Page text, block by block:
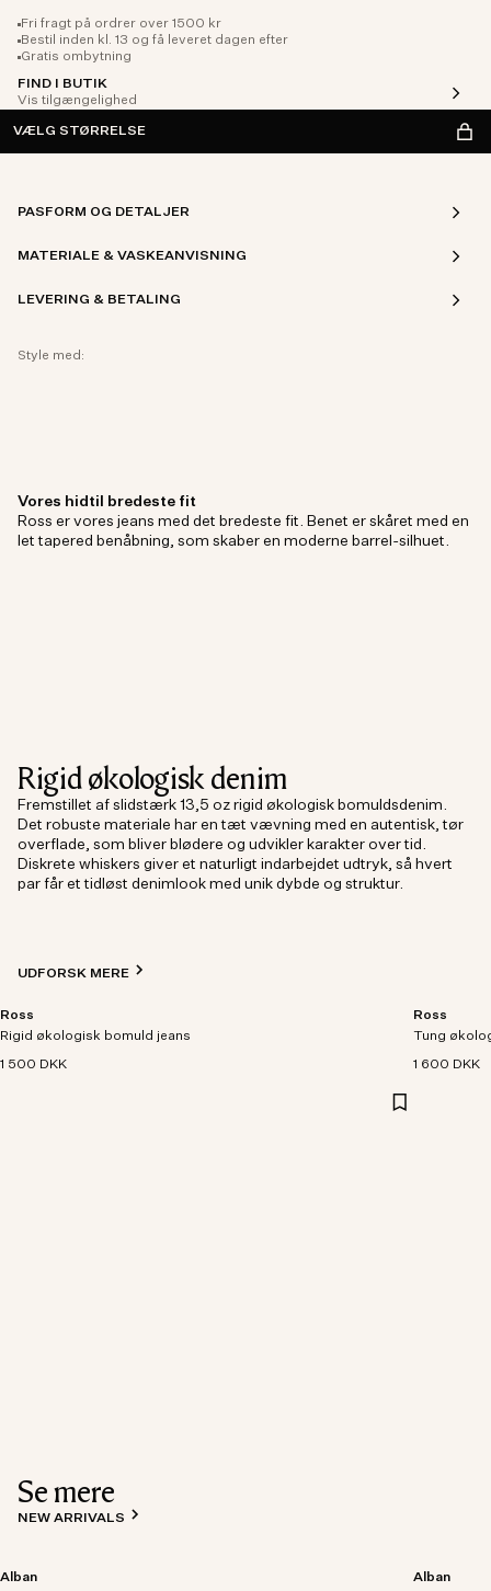
Fri fragt på ordrer over 1500 kr
Bestil inden kl. 13 og få leveret dagen efter
Gratis ombytning
FIND I BUTIK
Vis tilgængelighed
VÆLG STØRRELSE
PASFORM OG DETALJER
MATERIALE & VASKEANVISNING
LEVERING & BETALING
Style med:
Vores hidtil bredeste fit
Ross er vores jeans med det bredeste fit. Benet er skåret med en
let tapered benåbning, som skaber en moderne barrel-silhuet.
Rigid økologisk denim
Fremstillet af slidstærk 13,5 oz rigid økologisk bomuldsdenim.
Det robuste materiale har en tæt vævning med en autentisk, tør
overflade, som bliver blødere og udvikler karakter over tid.
Diskrete whiskers giver et naturligt indarbejdet udtryk, så hvert
par får et tidløst denimlook med unik dybde og struktur.
UDFORSK MERE
Ross
Rigid økologisk bomuld jeans
1 500 DKK
Ross
Tung
1 600 DKK
Se mere
NEW ARRIVALS
Alban
Alban